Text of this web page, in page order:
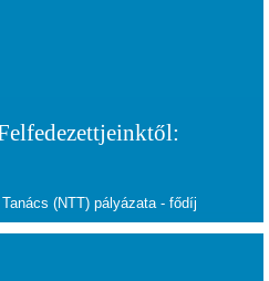
(NTT) pályázata - fődíj